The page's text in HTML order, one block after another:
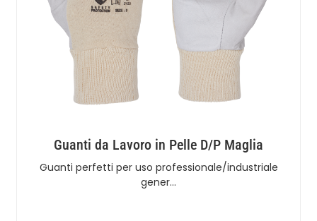
Guanti da Lavoro in Pelle D/P Maglia
Guanti perfetti per uso professionale/industriale
gener…